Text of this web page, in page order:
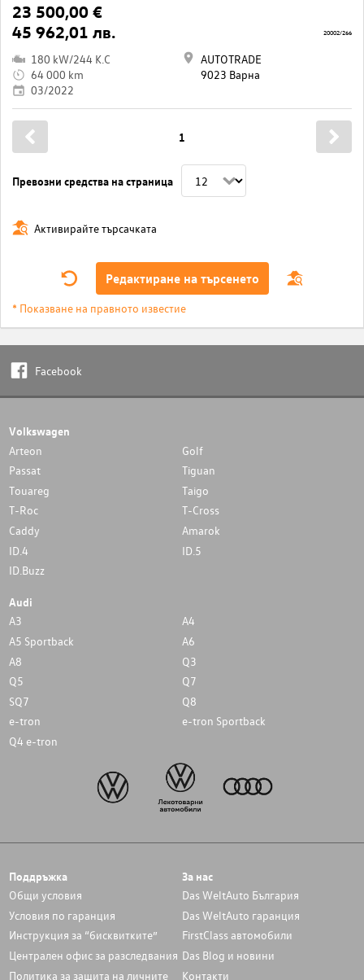
23 500,00 €
45 962,01 лв.
180 kW/244 K.C
64 000 km
03/2022
AUTOTRADE
9023 Варна
20002/266
Превозни средства на страница
1
Активирайте търсачката
Редактиране на търсенето
* Показване на правното известие
Facebook
Volkswagen
Arteon
Golf
Passat
Tiguan
Touareg
Taigo
T-Roc
T-Cross
Caddy
Amarok
ID.4
ID.5
ID.Buzz
Audi
A3
A4
A5 Sportback
A6
A8
Q3
Q5
Q7
SQ7
Q8
e-tron
e-tron Sportback
Q4 e-tron
Поддръжка
Общи условия
Условия по гаранция
Инструкция за “бисквитките”
Централен офис за разследвания
Политика за защита на личните
За нас
Das WeltAuto България
Das WeltAuto гаранция
FirstClass автомобили
Das Blog и новини
Контакти